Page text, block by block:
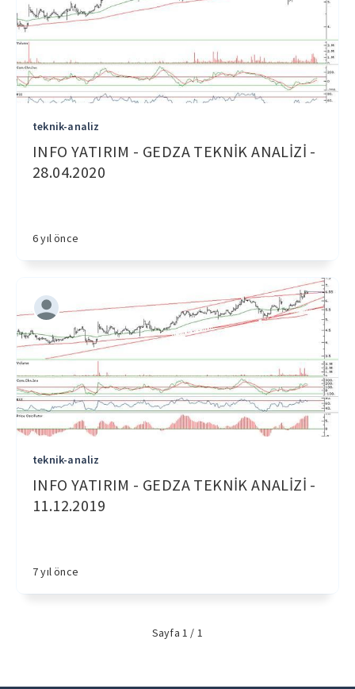
teknik-analiz
INFO YATIRIM - GEDZA TEKNİK ANALİZİ -
28.04.2020
6 yıl önce
teknik-analiz
INFO YATIRIM - GEDZA TEKNİK ANALİZİ -
11.12.2019
7 yıl önce
Sayfa 1 / 1